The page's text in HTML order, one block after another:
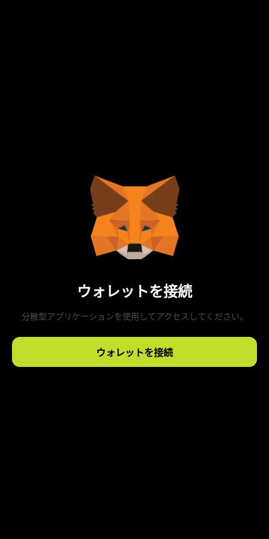
ウォレットを接続
分散型アプリケーションを使用してアクセスしてください。
ウォレットを接続